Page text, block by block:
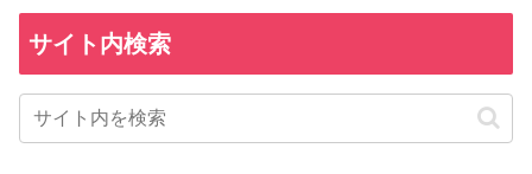
サイト内検索